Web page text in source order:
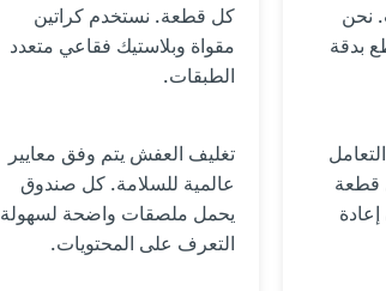
نحن
بدقة
قطعة
كل قطعة. نستخدم كراتين
مقواة وبلاستيك فقاعي متعدد
الطبقات.
تغليف العفش يتم وفق معايير
عالمية للسلامة. كل صندوق
يحمل ملصقات واضحة لسهولة
التعرف على المحتويات.